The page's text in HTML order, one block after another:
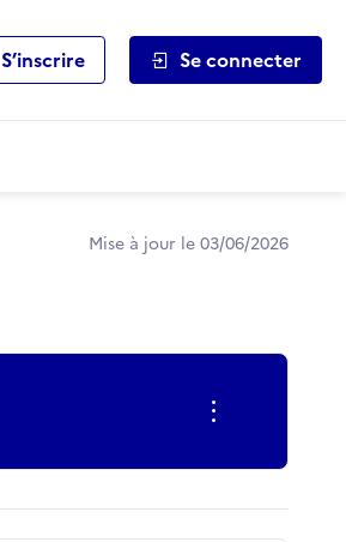
S’inscrire Se connecter
Mise à jour le 03/06/2026